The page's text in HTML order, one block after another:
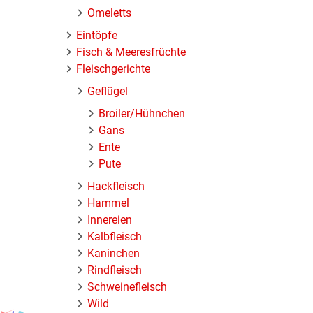
Omeletts
Eintöpfe
Fisch & Meeresfrüchte
Fleischgerichte
Geflügel
Broiler/Hühnchen
Gans
Ente
Pute
Hackfleisch
Hammel
Innereien
Kalbfleisch
Kaninchen
Rindfleisch
Schweinefleisch
Wild